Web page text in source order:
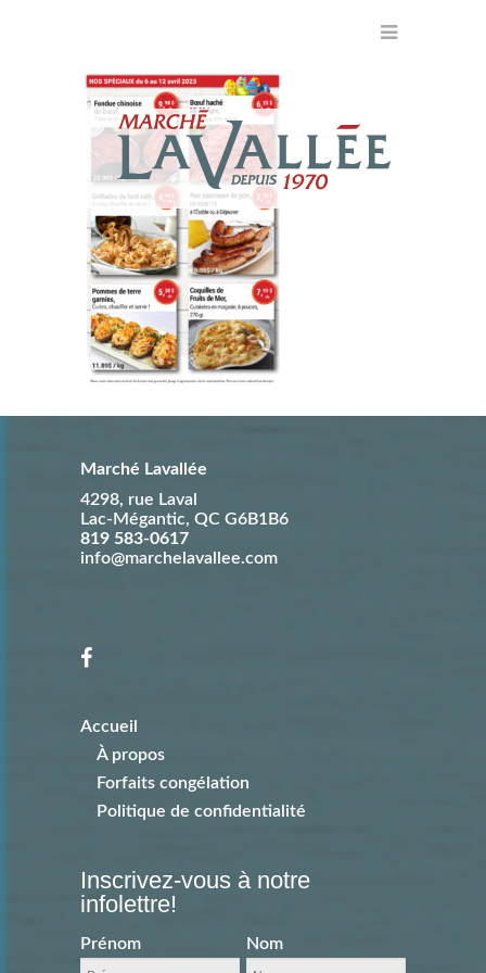
Marché Lavallée
4298, rue Laval
Lac-Mégantic, QC G6B1B6
819 583-0617
info@marchelavallee.com
Accueil
À propos
Forfaits congélation
Politique de confidentialité
Inscrivez-vous à notre
infolettre!
Prénom Nom